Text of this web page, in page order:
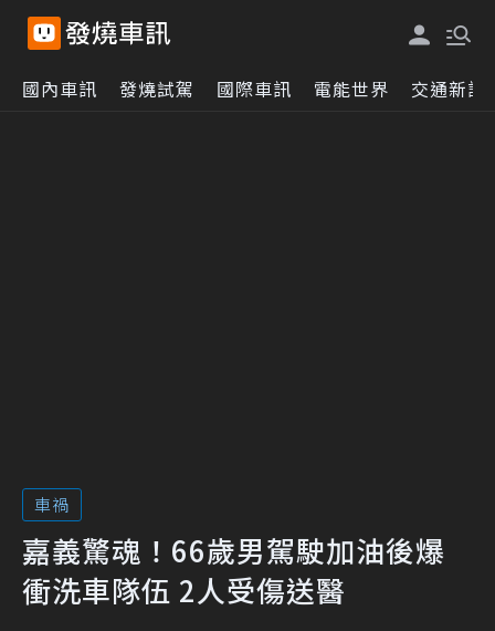
國內車訊 發燒試駕 國際車訊 電能世界 交通新訊
車禍
嘉義驚魂！66歲男駕駛加油後爆
衝洗車隊伍 2人受傷送醫